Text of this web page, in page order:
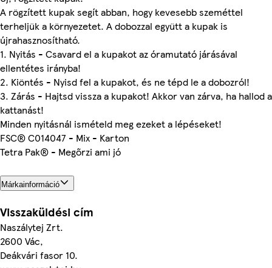
A rögzített kupak segít abban, hogy kevesebb szeméttel
terheljük a környezetet. A dobozzal együtt a kupak is
újrahasznosítható.
1. Nyitás - Csavard el a kupakot az óramutató járásával
ellentétes irányba!
2. Kiöntés - Nyisd fel a kupakot, és ne tépd le a dobozról!
3. Zárás - Hajtsd vissza a kupakot! Akkor van zárva, ha hallod a
kattanást!
Minden nyitásnál ismételd meg ezeket a lépéseket!
FSC® C014047 - Mix - Karton
Tetra Pak® - Megőrzi ami jó
Márkainformáció
Visszaküldési cím
Naszálytej Zrt.
2600 Vác,
Deákvári fasor 10.